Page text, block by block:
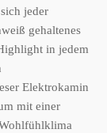
jeder
gehaltenes
in jedem
Elektrokamin
mit einer